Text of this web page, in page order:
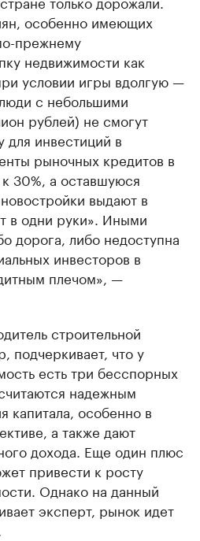
особенно имеющих
прежнему
недвижимости как
условии игры вдолгую —
с небольшими
рублей) не смогут
для инвестиций в
рыночных кредитов в
30%, а оставшуюся
выдают в
в одни руки». Иными
дорога, либо недоступна
инвесторов в
плечом», —
строительной
подчеркивает, что у
есть три бесспорных
надежным
капитала, особенно в
а также дают
дохода. Еще один плюс
привести к росту
Однако на данный
эксперт, рынок идет